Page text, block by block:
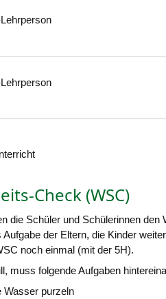
Check (WSC)
die Schüler und Schülerinnen
der Eltern, die Kinder
noch einmal (mit der 5H).
muss folgende Aufgaben
Wasser purzeln